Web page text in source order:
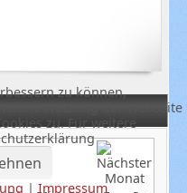
zu können,
Nutzung der Webseite
zu. Für weitere
|Impressum